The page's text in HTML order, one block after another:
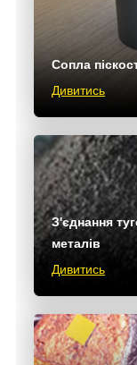
Сопла
Дивитись
З'єднання
металів
Дивитись